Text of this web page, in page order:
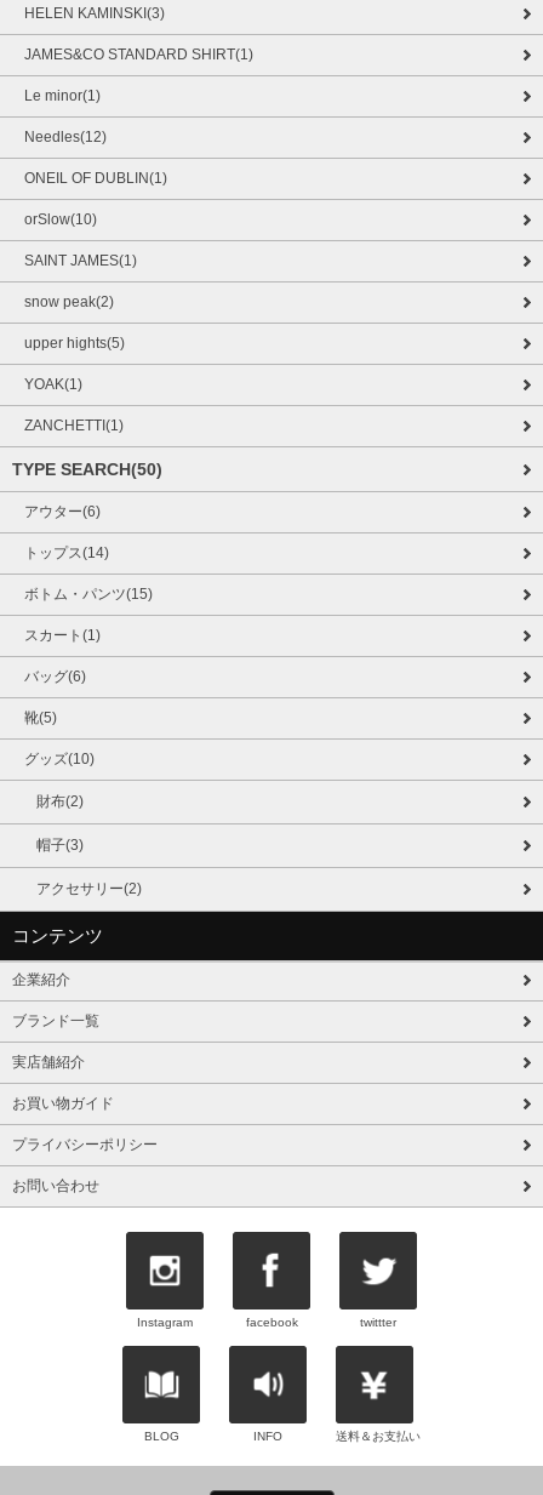
HELEN KAMINSKI(3)
JAMES&CO STANDARD SHIRT(1)
Le minor(1)
Needles(12)
ONEIL OF DUBLIN(1)
orSlow(10)
SAINT JAMES(1)
snow peak(2)
upper hights(5)
YOAK(1)
ZANCHETTI(1)
TYPE SEARCH(50)
アウター(6)
トップス(14)
ボトム・パンツ(15)
スカート(1)
バッグ(6)
靴(5)
グッズ(10)
財布(2)
帽子(3)
アクセサリー(2)
コンテンツ
企業紹介
ブランド一覧
実店舗紹介
お買い物ガイド
プライバシーポリシー
お問い合わせ
Instagram facebook twittter
BLOG INFO 送料＆お支払い